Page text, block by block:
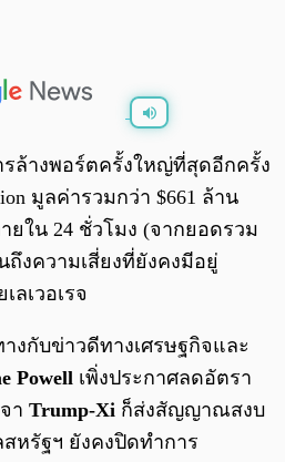
0:00 0:00
ล้างพอร์ตครั้งใหญ่ที่สุดอีกครั้ง
มูลค่ารวมกว่า $661 ล้าน
ใน 24 ชั่วโมง (จากยอดรวม
ถึงความเสี่ยงที่ยังคงมีอยู่
ลเวอเรจ
งกับข่าวดีทางเศรษฐกิจและ
Powell เพิ่งประกาศลดอัตรา
า Trump-Xi ก็ส่งสัญญาณสงบ
หรัฐฯ ยังคงปิดทำการ